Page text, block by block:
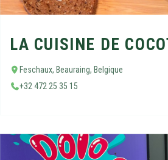
LA CUISINE DE
Feschaux, Beauraing, Belgique
+32 472 25 35 15